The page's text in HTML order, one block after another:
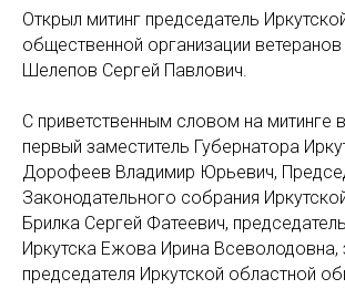
Открыл митинг председатель
общественной организации
Шелепов Сергей Павлович.
С приветственным словом на митинге
первый заместитель Губернатора
Дорофеев Владимир Юрьевич,
Законодательного собрания
Брилка Сергей Фатеевич,
Иркутска Ежова Ирина Всеволодовна,
председателя Иркутской областной